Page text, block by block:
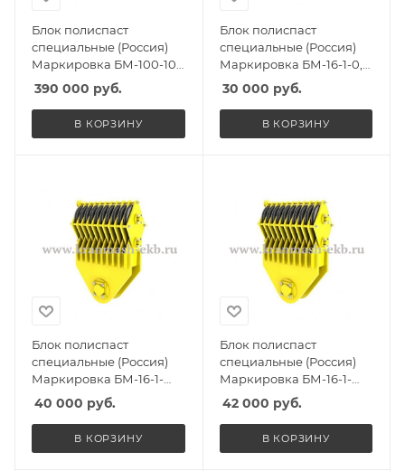
Блок полиспаст
специальные (Россия)
Маркировка БМ-100-10-
ССО, Масса 1850кг,
Количество роликов 10,
Г/п 60т
390 000 руб.
В КОРЗИНУ
Блок полиспаст
специальные (Россия)
Маркировка БМ-16-1-0,
Масса 120кг, Количество
роликов 1, Г/п 12,5т
30 000 руб.
В КОРЗИНУ
Блок полиспаст
специальные (Россия)
Маркировка БМ-16-1-
СГО, Масса 180кг,
Количество роликов 1, Г/
п 12,5т
40 000 руб.
В КОРЗИНУ
Блок полиспаст
специальные (Россия)
Маркировка БМ-16-1-
ССО, Масса 180кг,
Количество роликов 1, Г/
п 12,5т
42 000 руб.
В КОРЗИНУ